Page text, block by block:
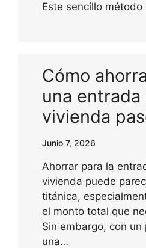
Este sencillo
Cómo
una entrada
vivienda
Junio 7, 2026
Ahorrar para la
vivienda puede
titánica,
el monto total que
Sin embargo, con un
una…